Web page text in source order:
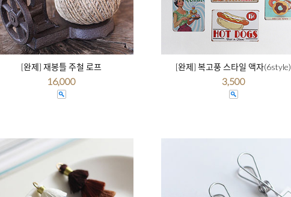
[완제] 재봉틀 주철 로프
16,000
[완제] 복고풍 스타일 액자(6style)
3,500